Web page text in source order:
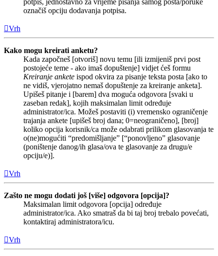
označiš opciju dodavanja potpisa.
Vrh
Kako mogu kreirati anketu?
Kada započneš [otvoriš] novu temu [ili izmijeniš prvi post
postojeće teme - ako imaš dopuštenje] vidjet ćeš formu
Kreiranje ankete ispod okvira za pisanje teksta posta [ako to
ne vidiš, vjerojatno nemaš dopuštenje za kreiranje anketa].
Upišeš pitanje i [barem] dva moguća odgovora [svaki u
zaseban redak], kojih maksimalan limit određuje
administrator/ica. Možeš postaviti (i) vremensko ograničenje
trajanja ankete [upišeš broj dana; 0=neograničeno], [broj]
koliko opcija korisnik/ca može odabrati prilikom glasovanja te
o(ne)mogućiti “predomišljanje” [“ponovljeno” glasovanje
(poništenje danog/ih glasa/ova te glasovanje za drugu/e
opciju/e)].
Vrh
Zašto ne mogu dodati još [više] odgovora [opcija]?
Maksimalan limit odgovora [opcija] određuje
administrator/ica. Ako smatraš da bi taj broj trebalo povećati,
kontaktiraj administratora/icu.
Vrh